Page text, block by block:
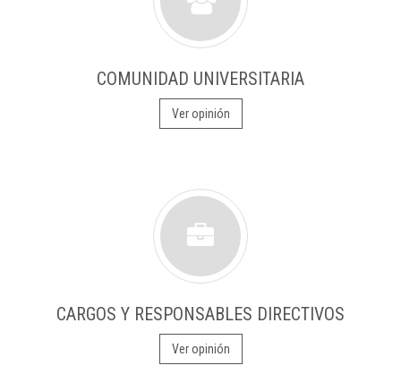
COMUNIDAD UNIVERSITARIA
Ver opinión
CARGOS Y RESPONSABLES DIRECTIVOS
Ver opinión